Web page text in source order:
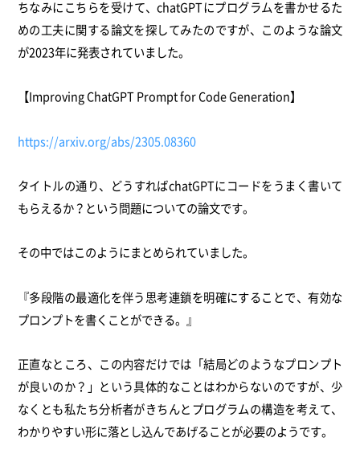
ちなみにこちらを受けて、chatGPTにプログラムを書かせるた
めの工夫に関する論文を探してみたのですが、このような論文
が2023年に発表されていました。
【Improving ChatGPT Prompt for Code Generation】
https://arxiv.org/abs/2305.08360
タイトルの通り、どうすればchatGPTにコードをうまく書いて
もらえるか？という問題についての論文です。
その中ではこのようにまとめられていました。
『多段階の最適化を伴う思考連鎖を明確にすることで、有効な
プロンプトを書くことができる。』
正直なところ、この内容だけでは「結局どのようなプロンプト
が良いのか？」という具体的なことはわからないのですが、少
なくとも私たち分析者がきちんとプログラムの構造を考えて、
わかりやすい形に落とし込んであげることが必要のようです。